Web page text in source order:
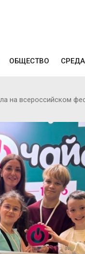
ОБЩЕСТВО
на всероссийском